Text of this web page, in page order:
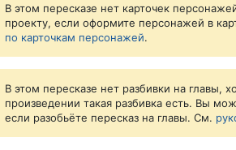
В этом пересказе нет карточек
проекту, если оформите персонажей в
по карточкам персонажей.
В этом пересказе нет разбивки на главы,
произведении такая разбивка есть. Вы
если разобьёте пересказ на главы. См.